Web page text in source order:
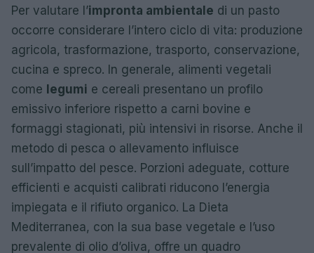
Per valutare l’impronta ambientale di un pasto
occorre considerare l’intero ciclo di vita: produzione
agricola, trasformazione, trasporto, conservazione,
cucina e spreco. In generale, alimenti vegetali
come legumi e cereali presentano un profilo
emissivo inferiore rispetto a carni bovine e
formaggi stagionati, più intensivi in risorse. Anche il
metodo di pesca o allevamento influisce
sull’impatto del pesce. Porzioni adeguate, cotture
efficienti e acquisti calibrati riducono l’energia
impiegata e il rifiuto organico. La Dieta
Mediterranea, con la sua base vegetale e l’uso
prevalente di olio d’oliva, offre un quadro